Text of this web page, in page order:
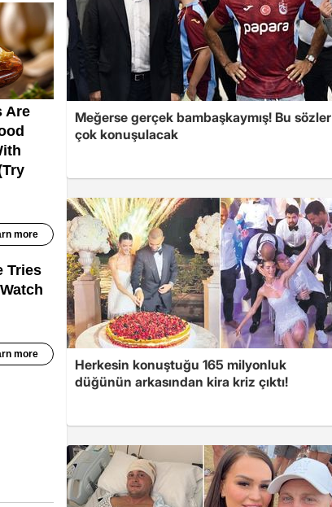
Meğerse gerçek bambaşkaymış! Bu sözler
çok konuşulacak
Herkesin konuştuğu 165 milyonluk
düğünün arkasından kira kriz çıktı!